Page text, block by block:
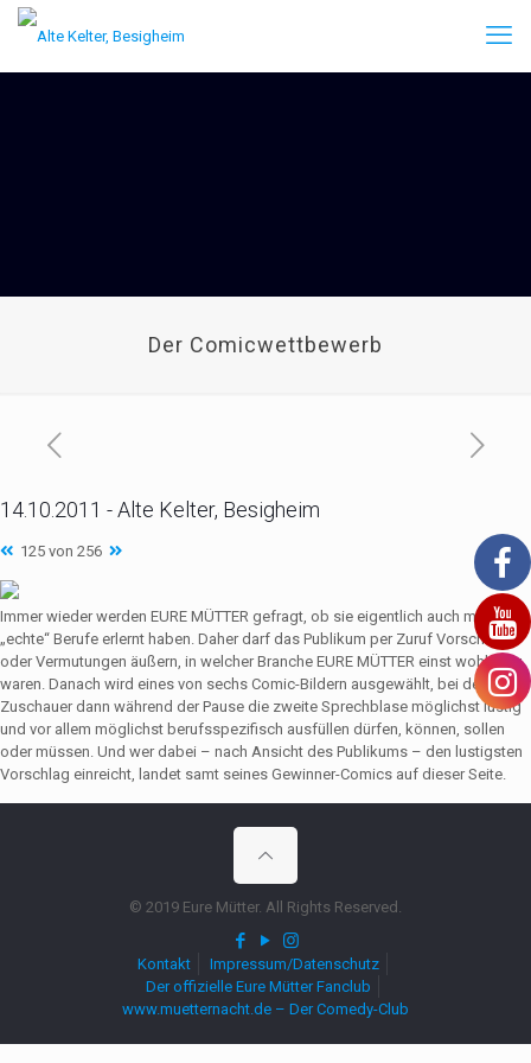
Der Comicwettbewerb
14.10.2011 - Alte Kelter, Besigheim
125 von 256
Immer wieder werden EURE MÜTTER gefragt, ob sie eigentlich auch mal
„echte“ Berufe erlernt haben. Daher darf das Publikum per Zuruf Vorschläge
oder Vermutungen äußern, in welcher Branche EURE MÜTTER einst wohl tätig
waren. Danach wird eines von sechs Comic-Bildern ausgewählt, bei dem die
Zuschauer dann während der Pause die zweite Sprechblase möglichst lustig
und vor allem möglichst berufsspezifisch ausfüllen dürfen, können, sollen
oder müssen. Und wer dabei – nach Ansicht des Publikums – den lustigsten
Vorschlag einreicht, landet samt seines Gewinner-Comics auf dieser Seite.
© 2019 Eure Mütter. All Rights Reserved.
Kontakt
Impressum/Datenschutz
Der offizielle Eure Mütter Fanclub
www.muetternacht.de – Der Comedy-Club